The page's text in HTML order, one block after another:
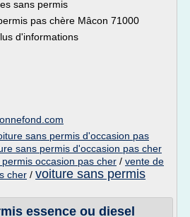
sans permis
pas chère Mâcon 71000
d'informations
sans permis d'occasion pas
sans permis d'occasion pas cher
occasion pas cher / vente de
cher / voiture sans permis
essence ou diesel